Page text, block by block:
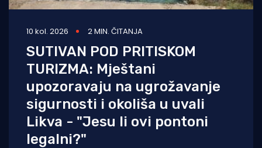
10 kol. 2026 2 MIN. ČITANJA
SUTIVAN POD PRITISKOM
TURIZMA: Mještani
upozoravaju na ugrožavanje
sigurnosti i okoliša u uvali
Likva - "Jesu li ovi pontoni
legalni?"